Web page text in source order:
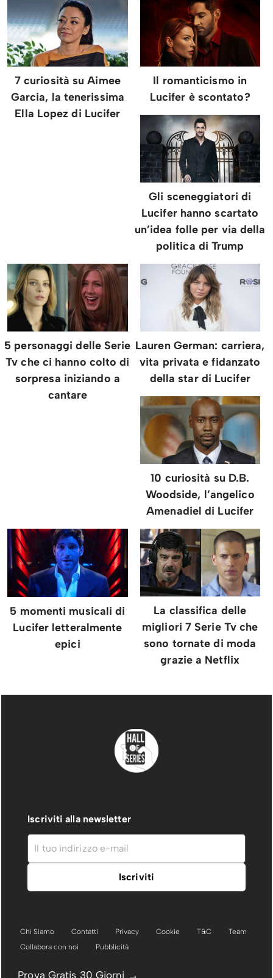
7 curiosità su Aimee
Garcia, la tenerissima
Ella Lopez di Lucifer
Il romanticismo in
Lucifer è scontato?
Gli sceneggiatori di
Lucifer hanno scartato
un’idea folle per via della
politica di Trump
5 personaggi delle Serie
Tv che ci hanno colto di
sorpresa iniziando a
cantare
Lauren German: carriera,
vita privata e fidanzato
della star di Lucifer
10 curiosità su D.B.
Woodside, l’angelico
Amenadiel di Lucifer
5 momenti musicali di
Lucifer letteralmente
epici
La classifica delle
migliori 7 Serie Tv che
sono tornate di moda
grazie a Netflix
Iscriviti alla newsletter
Chi Siamo Contatti Privacy Cookie T&C
Team
Collabora con noi
Pubblicità
Prova Gratis 30 Giorni →